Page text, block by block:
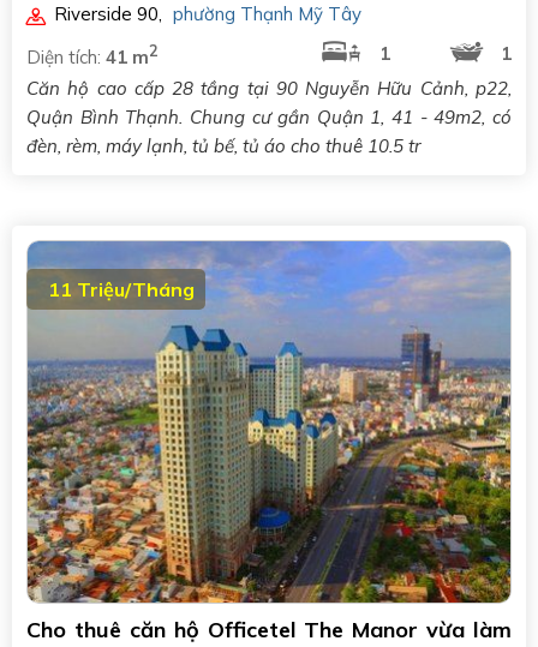
Riverside 90
phường Thạnh Mỹ Tây
Diện tích: 41 m2 1
1
Căn hộ cao cấp 28 tầng tại 90 Nguyễn Hữu Cảnh, p22,
Quận Bình Thạnh. Chung cư gần Quận 1, 41 - 49m2, có
đèn, rèm, máy lạnh, tủ bế, tủ áo cho thuê 10.5 tr
11 Triệu/Tháng
Cho thuê căn hộ Officetel The Manor vừa làm